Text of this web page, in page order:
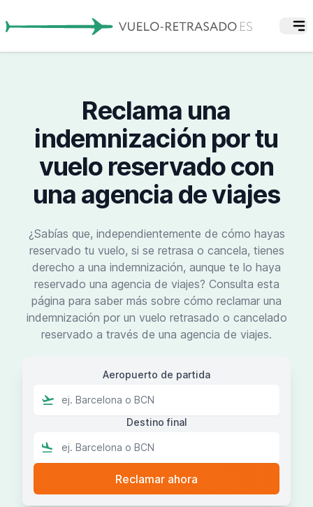
Reclama una
indemnización por tu
vuelo reservado con
una agencia de viajes
¿Sabías que, independientemente de cómo hayas
reservado tu vuelo, si se retrasa o cancela, tienes
derecho a una indemnización, aunque te lo haya
reservado una agencia de viajes? Consulta esta
página para saber más sobre cómo reclamar una
indemnización por un vuelo retrasado o cancelado
reservado a través de una agencia de viajes.
Aeropuerto de partida
Destino final